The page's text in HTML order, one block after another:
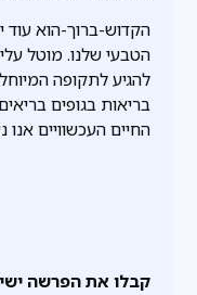
קבלו את הפרשה
הקדוש-ברוך-הוא עוד
הטבעי שלנו. מוטל
להגיע לתקופה
בריאות בגופים
החיים העכשוויים